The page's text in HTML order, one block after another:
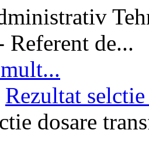
Referent de...
Rezultat
dosare